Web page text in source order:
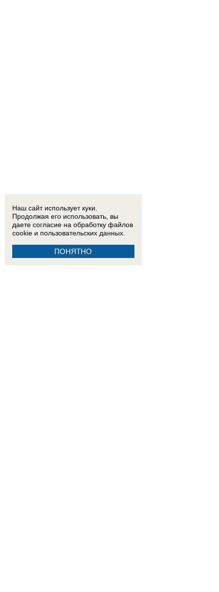
Наш сайт использует куки.
Продолжая его использовать, вы
даете согласие на обработку файлов
cookie и пользовательских данных.
ПОНЯТНО